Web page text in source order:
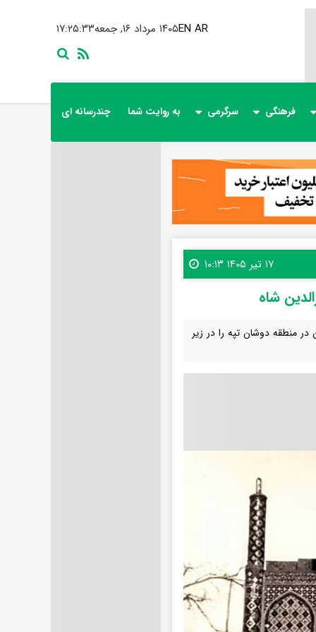
۱۷:۲۵:۳۴ ۱۴۰۵ مرداد ۱۶, جمعهEN AR
فرهنگی سرگرمی به روایت شما چندرسانه ای
۱۷ تیر ۱۴۰۵ ۱۰:۱۳
شاه
منطقه دوشان تپه را در زیر